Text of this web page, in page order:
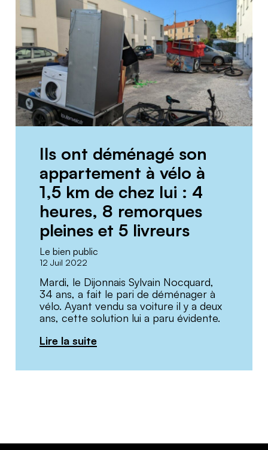
Ils ont déménagé son
appartement à vélo à
1,5 km de chez lui : 4
heures, 8 remorques
pleines et 5 livreurs
Le bien public
12 Juil 2022
Mardi, le Dijonnais Sylvain Nocquard,
34 ans, a fait le pari de déménager à
vélo. Ayant vendu sa voiture il y a deux
ans, cette solution lui a paru évidente.
Lire la suite